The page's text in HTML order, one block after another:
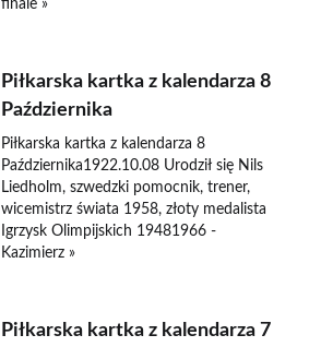
finale »
Piłkarska kartka z kalendarza 8
Października
Piłkarska kartka z kalendarza 8
Października1922.10.08 Urodził się Nils
Liedholm, szwedzki pomocnik, trener,
wicemistrz świata 1958, złoty medalista
Igrzysk Olimpijskich 19481966 -
Kazimierz »
Piłkarska kartka z kalendarza 7